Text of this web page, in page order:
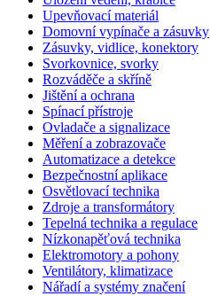
Upevňovací materiál
Domovní vypínače a zásuvky
Zásuvky, vidlice, konektory
Svorkovnice, svorky
Rozváděče a skříně
Jištění a ochrana
Spínací přístroje
Ovladače a signalizace
Měření a zobrazovače
Automatizace a detekce
Bezpečnostní aplikace
Osvětlovací technika
Zdroje a transformátory
Tepelná technika a regulace
Nízkonapěťová technika
Elektromotory a pohony
Ventilátory, klimatizace
Nářadí a systémy značení